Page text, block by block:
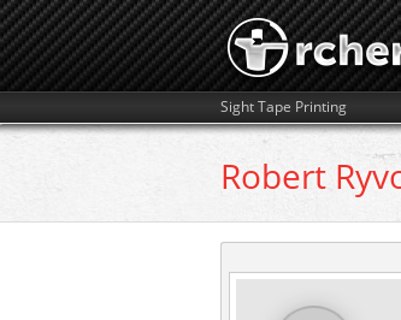
Sight Tape Printing
Robert